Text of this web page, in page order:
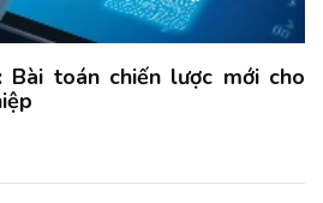
Bài toán chiến lược mới cho